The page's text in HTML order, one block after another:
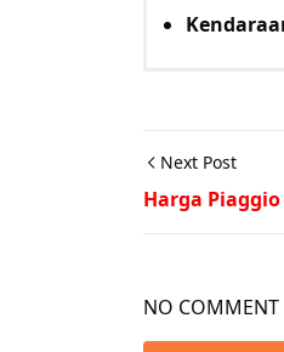
Next Post
Harga
NO COMMENT